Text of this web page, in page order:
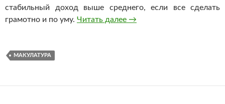
стабильный доход выше среднего, если все сделать
грамотно и по уму. Читать далее С чего начать бизнес по
→
МАКУЛАТУРА